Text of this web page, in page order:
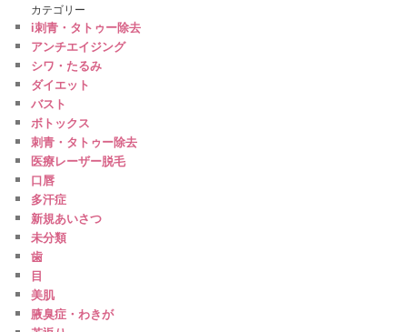
カテゴリー
i刺青・タトゥー除去
アンチエイジング
シワ・たるみ
ダイエット
バスト
ボトックス
刺青・タトゥー除去
医療レーザー脱毛
口唇
多汗症
新規あいさつ
未分類
歯
目
美肌
腋臭症・わきが